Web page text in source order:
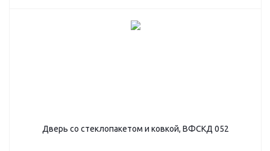
Дверь со стеклопакетом и ковкой, ВФСКД 052